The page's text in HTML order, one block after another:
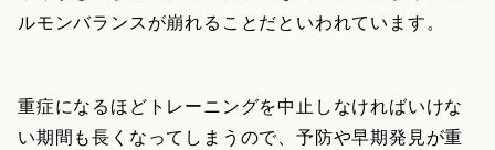
ルモンバランスが崩れることだといわれています。
重症になるほどトレーニングを中止しなければいけな
い期間も長くなってしまうので、予防や早期発見が重